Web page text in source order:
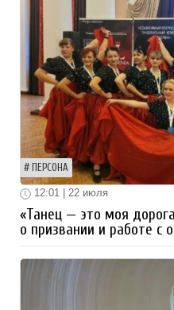
ПЕРСОНА
12:01 | 22 июля
«Танец — это моя
о призвании и работе с